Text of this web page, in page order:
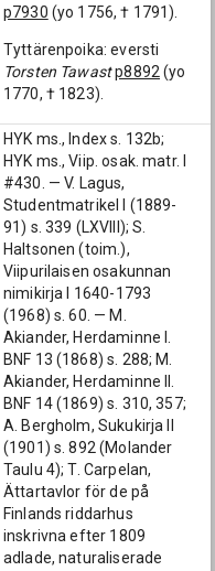
p7930 (yo 1756, † 1791).
Tyttärenpoika: eversti
Torsten Tawastp8892 (yo
1770, † 1823).
HYK ms., Index s. 132b;
HYK ms., Viip. osak. matr. I
#430. — V. Lagus,
Studentmatrikel I (1889-
91) s. 339 (LXVIII); S.
Haltsonen (toim.),
Viipurilaisen osakunnan
nimikirja I 1640-1793
(1968) s. 60. — M.
Akiander, Herdaminne I.
BNF 13 (1868) s. 288; M.
Akiander, Herdaminne II.
BNF 14 (1869) s. 310, 357;
A. Bergholm, Sukukirja II
(1901) s. 892 (Molander
Taulu 4); T. Carpelan,
Ättartavlor för de på
Finlands riddarhus
inskrivna efter 1809
adlade, naturaliserade